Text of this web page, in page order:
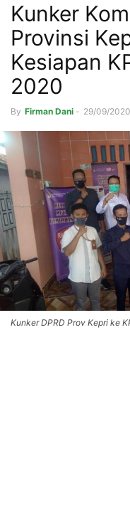
Kunker
Provinsi
Kesiapan
2020
By Firman Dani - 29/09/2020
Kunker DPRD Prov Kepri ke